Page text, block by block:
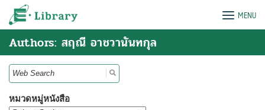
Skip
e-Library MENU
Authors: สฤณี อาชวานันทกุล
Search
for:
หมวดหมู่หนังสือ